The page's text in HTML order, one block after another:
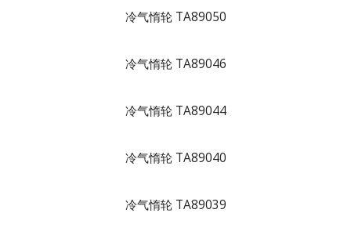
冷气惰轮 TA89050
冷气惰轮 TA89046
冷气惰轮 TA89044
冷气惰轮 TA89040
冷气惰轮 TA89039